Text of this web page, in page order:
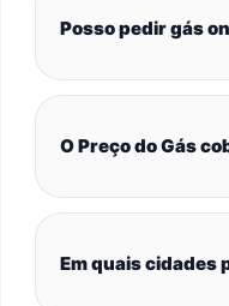
Posso pedir gás
O Preço do Gás
Em quais cidades